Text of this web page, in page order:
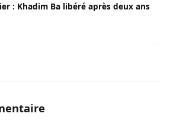
: Khadim Ba libéré après deux ans